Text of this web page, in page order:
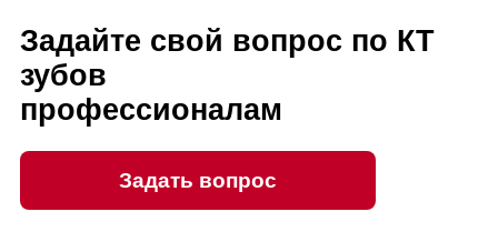
Задайте свой вопрос по КТ
зубов
профессионалам
Задать вопрос